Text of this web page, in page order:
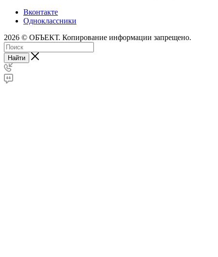
Вконтакте
Одноклассники
2026 © ОБЪЕКТ. Копирование информации запрещено.
Найти